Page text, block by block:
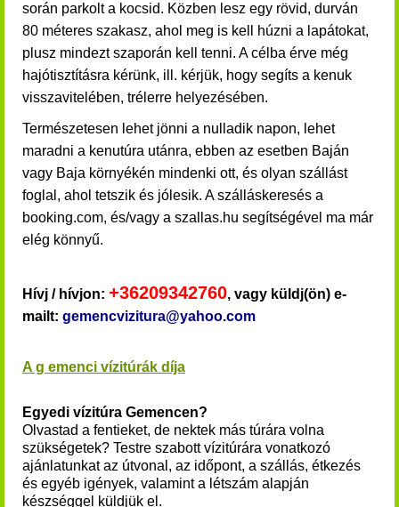
során parkolt a kocsid. Közben lesz egy rövid, durván
80 méteres szakasz, ahol meg is kell húzni a lapátokat,
plusz mindezt szaporán kell tenni. A célba érve még
hajótisztításra kérünk, ill. kérjük, hogy segíts a kenuk
visszavitelében, trélerre helyezésében.
Természetesen lehet jönni a nulladik napon, lehet
maradni a kenutúra utánra, ebben az esetben Baján
vagy Baja környékén mindenki ott, és olyan szállást
foglal, ahol tetszik és jólesik. A szálláskeresés a
booking.com, és/vagy a szallas.hu segítségével ma már
elég könnyű.
Hívj / hívjon: +36209342760, vagy küldj(ön) e-
mailt: gemencvizitura@yahoo.com
A g emenci vízitúrák díja
Egyedi vízitúra Gemencen?
Olvastad a fentieket, de nektek más túrára volna
szükségetek? Testre szabott vízitúrára vonatkozó
ajánlatunkat az útvonal, az időpont, a szállás, étkezés
és egyéb igények, valamint a létszám alapján
készséggel küldjük el.